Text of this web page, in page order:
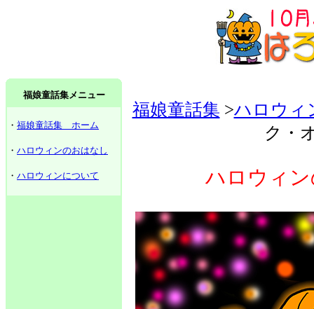
福娘童話集メニュー
・ 福娘童話集 ホーム
・ ハロウィンのおはなし
・ ハロウィンについて
福娘童話集 >ハロウィ
ク・
ハロウィ